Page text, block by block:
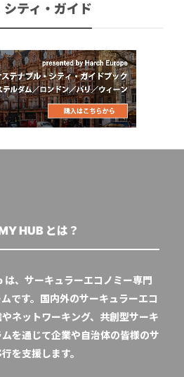
ティ・ガイド
HUB とは？
、サーキュラーエコノミー専門
です。国内外のサーキュラーエコ
ネットワーキング、共創型サーキ
を通じて企業や自治体の皆様のサ
を支援します。